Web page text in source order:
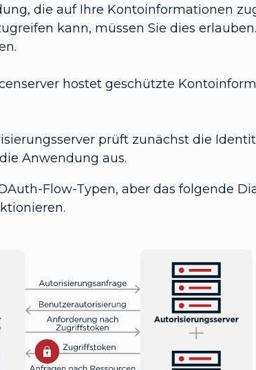
die auf Ihre Kontoinformationen
kann, müssen Sie dies
hostet geschützte
prüft zunächst die
Anwendung aus.
Flow-Typen, aber das folgende